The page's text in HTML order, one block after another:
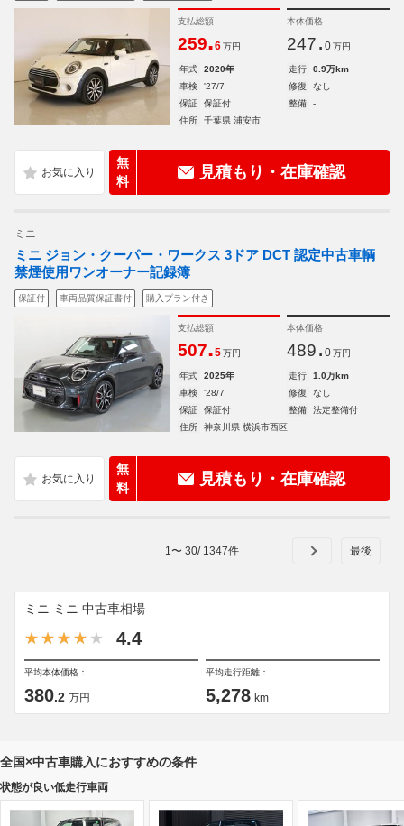
支払総額
259.6 万円
本体価格
247. 0 万円
年式 2020年 走行
0.9万km
車検
'27/7 修復
なし
保証
保証付 整備
-
住所
千葉県 浦安市
無
料
見積もり・在庫確認
ミニ
ミニ ジョン・クーパー・ワークス 3ドア DCT 認定中古車輌
禁煙使用ワンオーナー記録簿
保証付 車両品質保証書付 購入プラン付き
支払総額
507.5 万円
本体価格
489. 0 万円
年式 2025年 走行
1.0万km
車検
'28/7 修復
なし
保証
保証付 整備
法定整備付
住所
神奈川県 横浜市西区
無
料
見積もり・在庫確認
1 〜 30/ 1347件
ミニ ミニ 中古車相場
4.4
平均本体価格：
380.2 万円
平均走行距離：
5,278 km
全国×中古車購入におすすめの条件
状態が良い低走行車両